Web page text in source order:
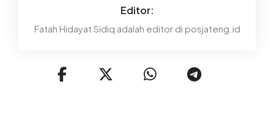
Editor:
Fatah Hidayat Sidiq adalah editor di posjateng.id